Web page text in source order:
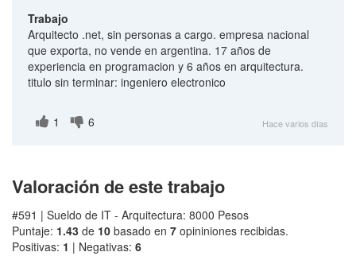
Trabajo
Arquitecto .net, sin personas a cargo. empresa nacional
que exporta, no vende en argentina. 17 años de
experiencia en programacion y 6 años en arquitectura.
titulo sin terminar: ingeniero electronico
1 6 Hace varios días
Valoración de este trabajo
#591 | Sueldo de IT - Arquitectura: 8000 Pesos
Puntaje: 1.43 de 10 basado en 7 opininiones recibidas.
Positivas: 1 | Negativas: 6